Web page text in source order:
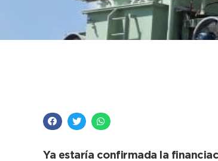
Ya estaría confirmada la